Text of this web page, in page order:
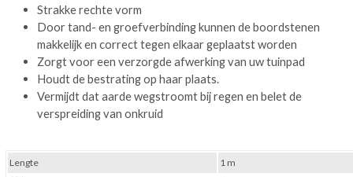
Strakke rechte vorm
Door tand- en groefverbinding kunnen de boordstenen
makkelijk en correct tegen elkaar geplaatst worden
Zorgt voor een verzorgde afwerking van uw tuinpad
Houdt de bestrating op haar plaats.
Vermijdt dat aarde wegstroomt bij regen en belet de
verspreiding van onkruid
Lengte
1 m